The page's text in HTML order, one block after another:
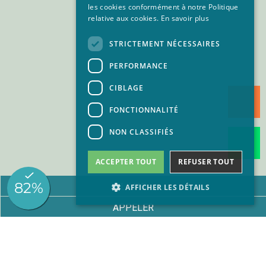
LIVRE
APPELER
GERMAN
les cookies conformément à notre Politique
relative aux cookies. En savoir plus
STRICTEMENT NÉCESSAIRES
PERFORMANCE
CIBLAGE
FONCTIONNALITÉ
NON CLASSIFIÉS
ACCEPTER TOUT REFUSER TOUT
AFFICHER LES DÉTAILS